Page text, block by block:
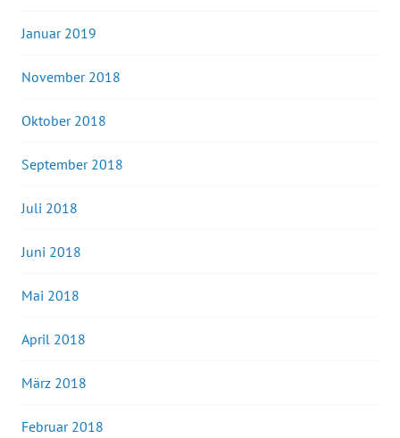
Januar 2019
November 2018
Oktober 2018
September 2018
Juli 2018
Juni 2018
Mai 2018
April 2018
März 2018
Februar 2018